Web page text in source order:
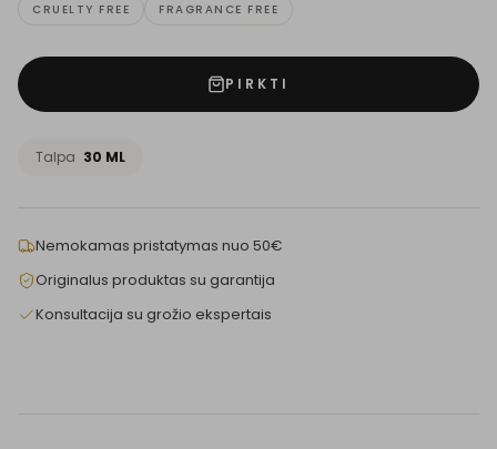
CRUELTY FREE
FRAGRANCE FREE
PIRKTI
Talpa 30 ML
Nemokamas pristatymas nuo 50€
Originalus produktas su garantija
Konsultacija su grožio ekspertais